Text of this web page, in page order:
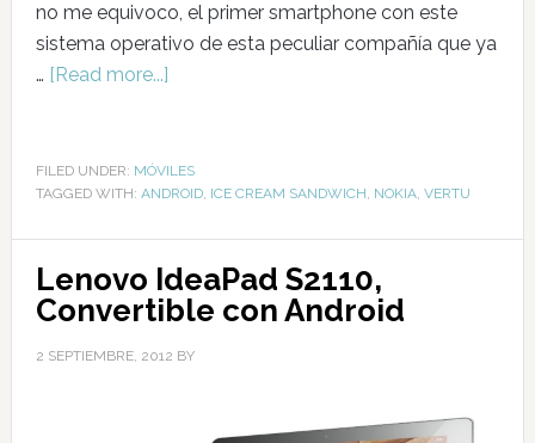
no me equivoco, el primer smartphone con este
sistema operativo de esta peculiar compañía que ya
… [Read more...]
FILED UNDER: MÓVILES
TAGGED WITH: ANDROID, ICE CREAM SANDWICH, NOKIA, VERTU
Lenovo IdeaPad S2110,
Convertible con Android
2 SEPTIEMBRE, 2012 BY